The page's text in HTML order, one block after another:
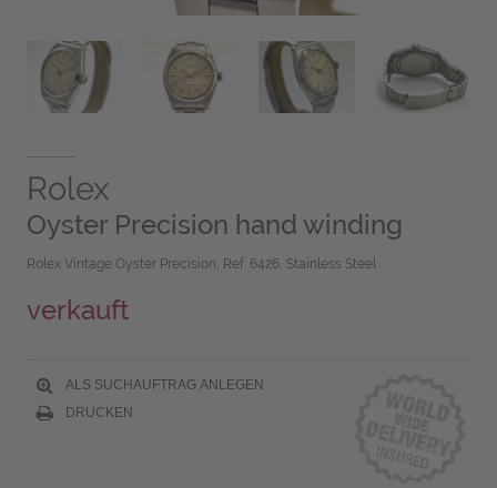
Rolex
Oyster Precision hand winding
Rolex Vintage Oyster Precision, Ref. 6426, Stainless Steel
verkauft
ALS SUCHAUFTRAG ANLEGEN
DRUCKEN